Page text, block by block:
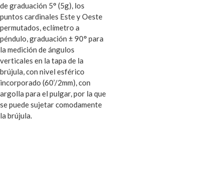
de graduación 5° (5g), los
puntos cardinales Este y Oeste
permutados, eclímetro a
péndulo, graduación ± 90° para
la medición de ángulos
verticales en la tapa de la
brújula, con nivel esférico
incorporado (60’/2mm), con
argolla para el pulgar, por la que
se puede sujetar comodamente
la brújula.